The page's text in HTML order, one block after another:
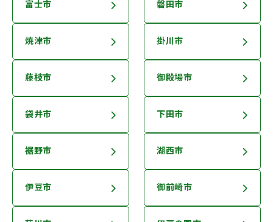
富士市 磐田市
焼津市 掛川市
藤枝市 御殿場市
袋井市 下田市
裾野市 湖西市
伊豆市 御前崎市